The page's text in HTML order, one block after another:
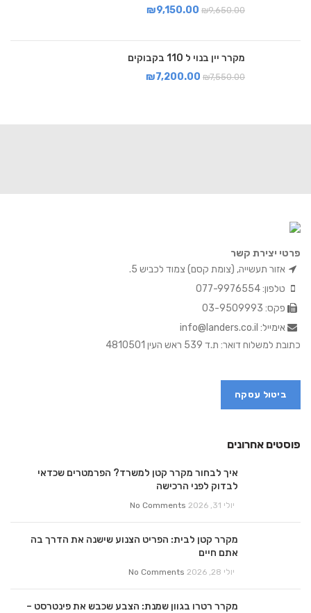
₪9,650.00
₪9,150.00
מקרר יין בנוי ל 110 בקבוקים
₪7,550.00
₪7,200.00
פרטי יצירת קשר
אזור תעשייה, (צומת קסם) צמוד לכביש 5.
טלפון: 077-9976554
פקס: 03-9509993
אימייל: info@landers.co.il
כתובת למשלוח דואר: ת.ד 539 ראש העין 4810501
ביטול עסקה
פוסטים אחרונים
איך לבחור מקרר קטן למשרד? הפרמטרים שכדאי
לבדוק לפני הרכישה
יולי 31, 2026 No Comments
מקרר קטן לבית: הפריט הצנוע שישנה את הדרך בה
אתם חיים
יולי 28, 2026 No Comments
מקרר רטרו בגוון שמנת: הצבע שכבש את פינטרסט –